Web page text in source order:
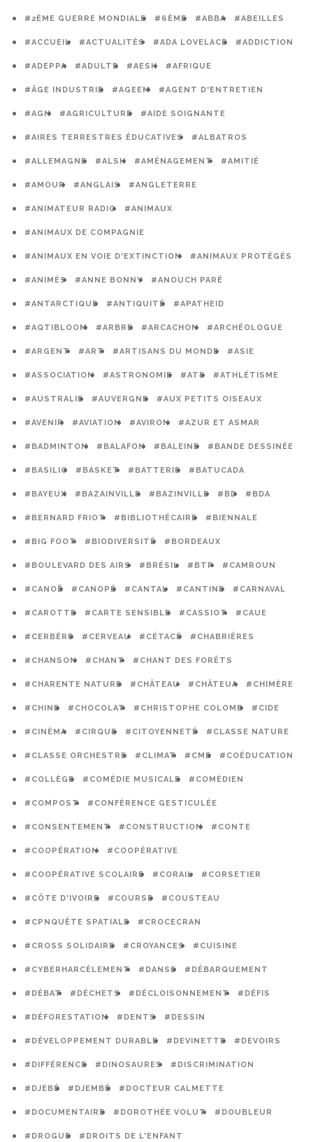
#2ÈME GUERRE MONDIALE #6ÈME #ABBA #ABEILLES
#ACCUEIL #ACTUALITÉS #ADA LOVELACE #ADDICTION
#ADEPPA #ADULTE #AESH #AFRIQUE
#ÂGE INDUSTRIE #AGEEM #AGENT D'ENTRETIEN
#AGN #AGRICULTURE #AIDE SOIGNANTE
#AIRES TERRESTRES ÉDUCATIVES #ALBATROS
#ALLEMAGNE #ALSH #AMÉNAGEMENT #AMITIÉ
#AMOUR #ANGLAIS #ANGLETERRE
#ANIMATEUR RADIO #ANIMAUX
#ANIMAUX DE COMPAGNIE
#ANIMAUX EN VOIE D'EXTINCTION #ANIMAUX PROTÉGÉS
#ANIMÉS #ANNE BONNY #ANOUCH PARÉ
#ANTARCTIQUE #ANTIQUITÉ #APATHEID
#AQTIBLOOM #ARBRE #ARCACHON #ARCHÉOLOGUE
#ARGENT #ART #ARTISANS DU MONDE #ASIE
#ASSOCIATION #ASTRONOMIE #ATE #ATHLÉTISME
#AUSTRALIE #AUVERGNE #AUX PETITS OISEAUX
#AVENIR #AVIATION #AVIRON #AZUR ET ASMAR
#BADMINTON #BALAFON #BALEINE #BANDE DESSINÉE
#BASILIC #BASKET #BATTERIE #BATUCADA
#BAYEUX #BAZAINVILLE #BAZINVILLE #BD #BDA
#BERNARD FRIOT #BIBLIOTHÉCAIRE #BIENNALE
#BIG FOOT #BIODIVERSITÉ #BORDEAUX
#BOULEVARD DES AIRS #BRÉSIL #BTP #CAMROUN
#CANOË #CANOPÉ #CANTAL #CANTINE #CARNAVAL
#CAROTTE #CARTE SENSIBLE #CASSIOT #CAUE
#CERBÈRE #CERVEAU #CÉTACÉ #CHABRIÈRES
#CHANSON #CHANT #CHANT DES FORÊTS
#CHARENTE NATURE #CHÂTEAU #CHÂTEUA #CHIMÈRE
#CHINE #CHOCOLAT #CHRISTOPHE COLOMB #CIDE
#CINÉMA #CIRQUE #CITOYENNETÉ #CLASSE NATURE
#CLASSE ORCHESTRE #CLIMAT #CME #COÉDUCATION
#COLLÈGE #COMÉDIE MUSICALE #COMÉDIEN
#COMPOST #CONFÉRENCE GESTICULÉE
#CONSENTEMENT #CONSTRUCTION #CONTE
#COOPÉRATION #COOPÉRATIVE
#COOPÉRATIVE SCOLAIRE #CORAIL #CORSETIER
#CÔTE D'IVOIRE #COURSE #COUSTEAU
#CPNQUÊTE SPATIALE #CROCECRAN
#CROSS SOLIDAIRE #CROYANCES #CUISINE
#CYBERHARCÈLEMENT #DANSE #DÉBARQUEMENT
#DÉBAT #DÉCHETS #DÉCLOISONNEMENT #DÉFIS
#DÉFORESTATION #DENTS #DESSIN
#DÉVELOPPEMENT DURABLE #DEVINETTE #DEVOIRS
#DIFFÉRENCE #DINOSAURES #DISCRIMINATION
#DJEBÉ #DJEMBÉ #DOCTEUR CALMETTE
#DOCUMENTAIRE #DOROTHÉE VOLUT #DOUBLEUR
#DROGUE #DROITS DE L'ENFANT